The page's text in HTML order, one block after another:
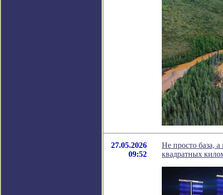
27.05.2026
09:52
Не просто база,
квадратных